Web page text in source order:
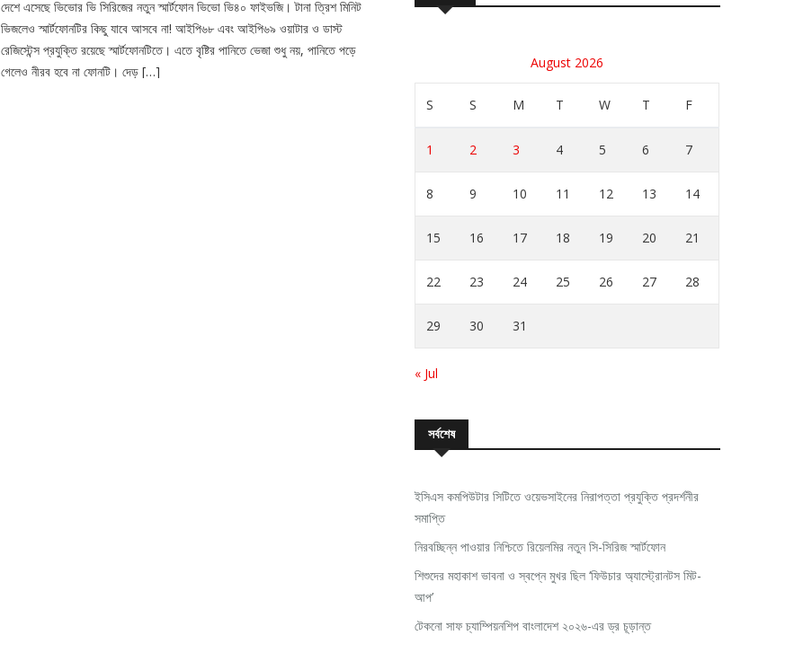
দেশে এসেছে ভিভোর ভি সিরিজের নতুন স্মার্টফোন ভিভো ভি৪০ ফাইভজি। টানা ত্রিশ মিনিট
ভিজলেও স্মার্টফোনটির কিছু যাবে আসবে না! আইপি৬৮ এবং আইপি৬৯ ওয়াটার ও ডাস্ট
রেজিস্টেন্স প্রযুক্তি রয়েছে স্মার্টফোনটিতে। এতে বৃষ্টির পানিতে ভেজা শুধু নয়, পানিতে পড়ে
গেলেও নীরব হবে না ফোনটি। দেড় […]
August 2026
S S M T W T F
1 2 3 4 5 6 7
8 9 10 11 12 13 14
15 16 17 18 19 20 21
22 23 24 25 26 27 28
29 30 31
« Jul
সর্বশেষ
ইসিএস কমপিউটার সিটিতে ওয়েভসাইনের নিরাপত্তা প্রযুক্তি প্রদর্শনীর
সমাপ্তি
নিরবচ্ছিন্ন পাওয়ার নিশ্চিতে রিয়েলমির নতুন সি-সিরিজ স্মার্টফোন
শিশুদের মহাকাশ ভাবনা ও স্বপ্নে মুখর ছিল ‘ফিউচার অ্যাস্ট্রোনটস মিট-
আপ’
টেকনো সাফ চ্যাম্পিয়নশিপ বাংলাদেশ ২০২৬-এর ড্র চূড়ান্ত